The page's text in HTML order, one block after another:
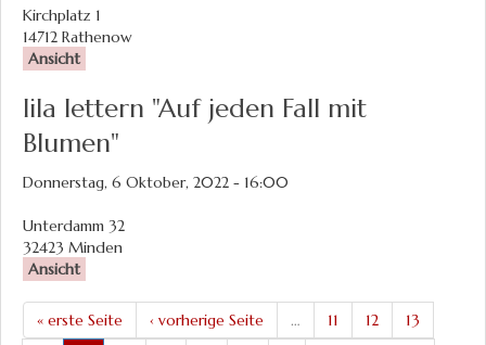
Kirchplatz 1
14712 Rathenow
Ansicht
lila lettern "Auf jeden Fall mit
Blumen"
Donnerstag, 6 Oktober, 2022 - 16:00
Unterdamm 32
32423 Minden
Ansicht
« erste Seite ‹ vorherige Seite … 11 12
13